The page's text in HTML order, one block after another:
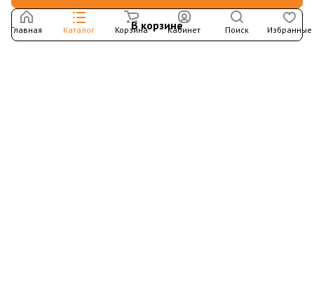
В корзине
Главная Каталог Корзина Кабинет Поиск Избранные